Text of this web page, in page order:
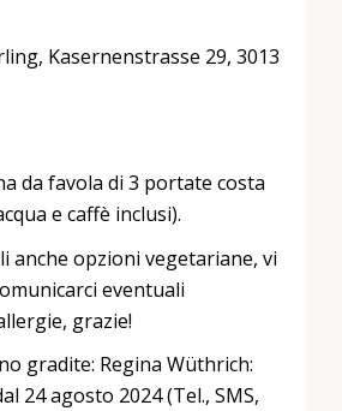
Kasernenstrasse 29, 3013
da favola di 3 portate costa
e caffè inclusi).
anche opzioni vegetariane, vi
eventuali
grazie!
gradite: Regina Wüthrich:
24 agosto 2024 (Tel., SMS,